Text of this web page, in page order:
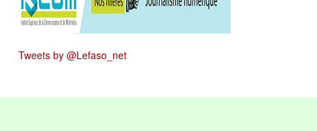
Tweets by @Lefaso_net